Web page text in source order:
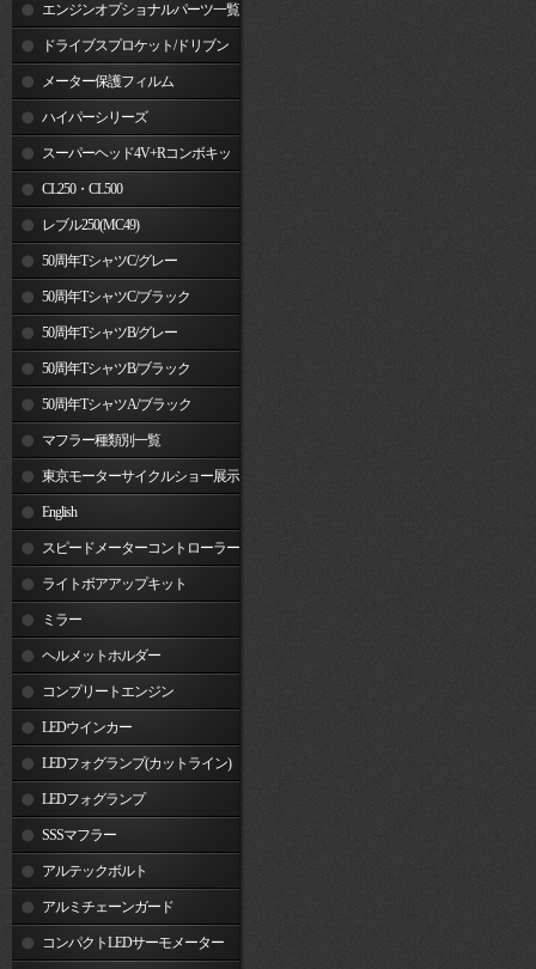
エンジンオプショナルパーツ一覧
ドライブスプロケット/ドリブン
スプロケット
メーター保護フィルム
ハイパーシリーズ
スーパーヘッド4V+Rコンボキッ
ト CL250・CL500
レブル250(MC49)
50周年TシャツC/グレー
50周年TシャツC/ブラック
50周年TシャツB/グレー
50周年TシャツB/ブラック
50周年TシャツA/ブラック
マフラー種類別一覧
東京モーターサイクルショー展示
車両 English
スピードメーターコントローラー
ライトボアアップキット
ミラー
ヘルメットホルダー
コンプリートエンジン
LEDウインカー
LEDフォグランプ(カットライン)
LEDフォグランプ
SSSマフラー
アルテックボルト
アルミチェーンガード
コンパクトLEDサーモメーター